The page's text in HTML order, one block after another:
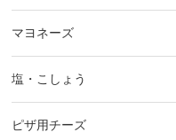
マヨネーズ
塩・こしょう
ピザ用チーズ